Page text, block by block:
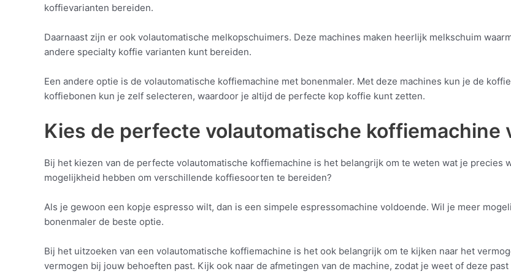
koffievarianten bereiden.
Daarnaast zijn er ook volautomatische melkopschuimers. Deze machines maken heerlijk melkschuim
andere specialty koffie varianten kunt bereiden.
Een andere optie is de volautomatische koffiemachine met bonenmaler. Met deze machines kun je de
koffiebonen kun je zelf selecteren, waardoor je altijd de perfecte kop koffie kunt zetten.
Kies de perfecte volautomatische koffiemachine
Bij het kiezen van de perfecte volautomatische koffiemachine is het belangrijk om te weten wat je precies
mogelijkheid hebben om verschillende koffiesoorten te bereiden?
Als je gewoon een kopje espresso wilt, dan is een simpele espressomachine voldoende. Wil je meer
bonenmaler de beste optie.
Bij het uitzoeken van een volautomatische koffiemachine is het ook belangrijk om te kijken naar het
vermogen bij jouw behoeften past. Kijk ook naar de afmetingen van de machine, zodat je weet of deze